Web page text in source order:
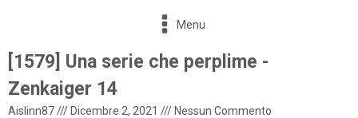
Menu
[1579] Una serie che perplime -
Zenkaiger 14
Aislinn87/// Dicembre 2, 2021 /// Nessun Commento